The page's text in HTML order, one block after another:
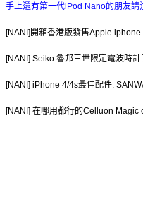
手上還有第一代iPod Nano的朋友請
[NANI]開箱香港版發售Apple
[NANI] Seiko 魯邦三世限定電波時計
[NANI] iPhone 4/4s最佳配件:
[NANI] 在哪用都行的Celluon Magic